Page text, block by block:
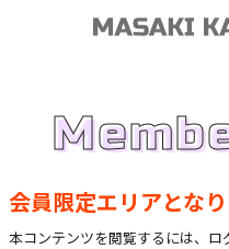
会員限定エリアとな
本コンテンツを閲覧するには、ロ